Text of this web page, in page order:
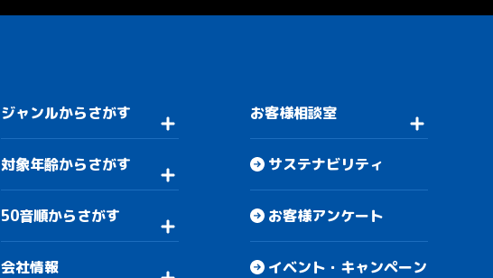
ジャンルからさがす
対象年齢からさがす
50音順からさがす
会社情報
お客様相談室
サステナビリティ
お客様アンケート
イベント・キャンペーン